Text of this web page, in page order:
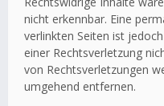
nicht erkennbar. Eine
verlinkten Seiten ist
einer Rechtsverletzung
von Rechtsverletzungen
umgehend entfernen.